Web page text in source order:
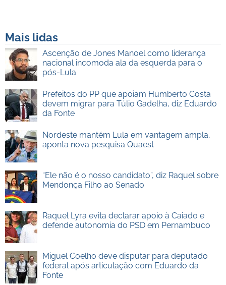
Mais lidas
Ascenção de Jones Manoel como liderança
nacional incomoda ala da esquerda para o
pós-Lula
Prefeitos do PP que apoiam Humberto Costa
devem migrar para Túlio Gadelha, diz Eduardo
da Fonte
Nordeste mantém Lula em vantagem ampla,
aponta nova pesquisa Quaest
“Ele não é o nosso candidato”, diz Raquel sobre
Mendonça Filho ao Senado
Raquel Lyra evita declarar apoio à Caiado e
defende autonomia do PSD em Pernambuco
Miguel Coelho deve disputar para deputado
federal após articulação com Eduardo da
Fonte